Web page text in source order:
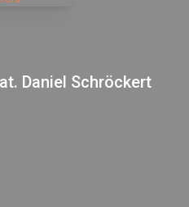
Daniel Schröckert